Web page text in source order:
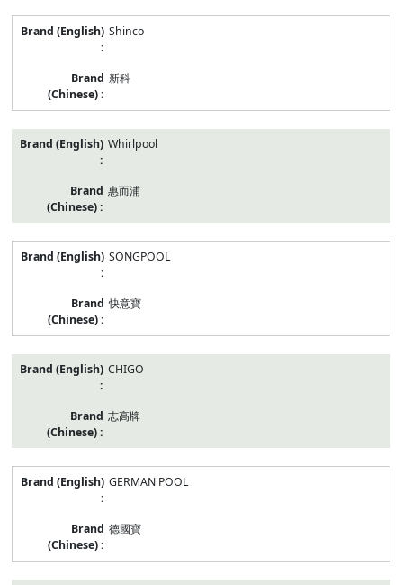
Shinco
新科
Whirlpool
惠而浦
SONGPOOL
快意寶
CHIGO
志高牌
GERMAN POOL
德國寶